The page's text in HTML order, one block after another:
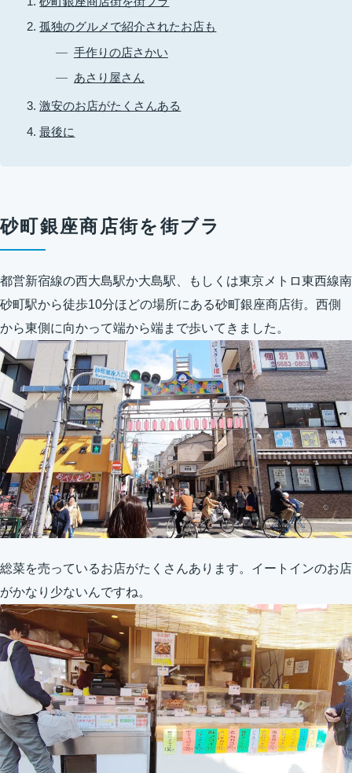
孤独のグルメで紹介されたお店も
手作りの店さかい
あさり屋さん
激安のお店がたくさんある
最後に
砂町銀座商店街を街ブラ
都営新宿線の西大島駅か大島駅、もしくは東京メトロ東西線南
砂町駅から徒歩10分ほどの場所にある砂町銀座商店街。西側
から東側に向かって端から端まで歩いてきました。
総菜を売っているお店がたくさんあります。イートインのお店
がかなり少ないんですね。